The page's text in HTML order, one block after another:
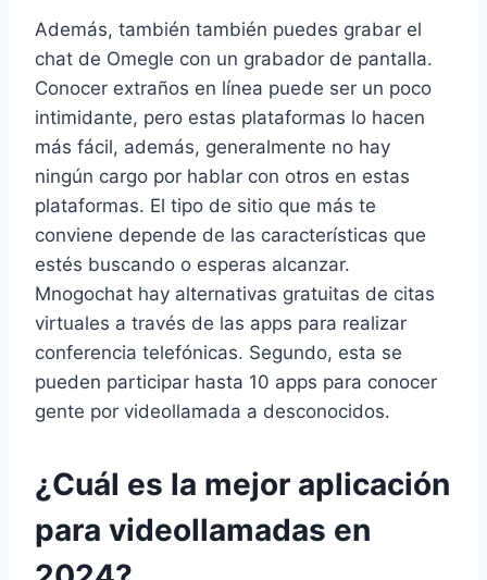
Además, también también puedes grabar el
chat de Omegle con un grabador de pantalla.
Conocer extraños en línea puede ser un poco
intimidante, pero estas plataformas lo hacen
más fácil, además, generalmente no hay
ningún cargo por hablar con otros en estas
plataformas. El tipo de sitio que más te
conviene depende de las características que
estés buscando o esperas alcanzar.
Mnogochat hay alternativas gratuitas de citas
virtuales a través de las apps para realizar
conferencia telefónicas. Segundo, esta se
pueden participar hasta 10 apps para conocer
gente por videollamada a desconocidos.
¿Cuál es la mejor aplicación
para videollamadas en